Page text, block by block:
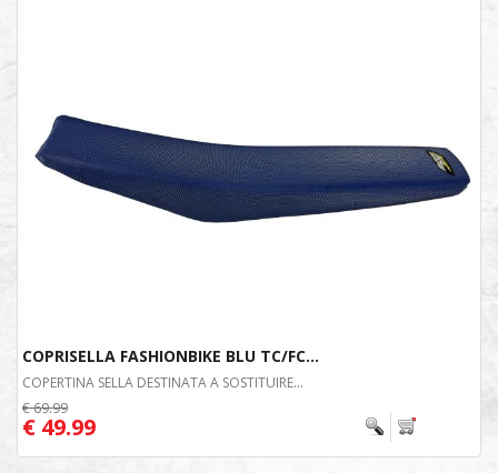
COPRISELLA FASHIONBIKE BLU TC/FC...
COPERTINA SELLA DESTINATA A SOSTITUIRE...
€ 69.99
€ 49.99